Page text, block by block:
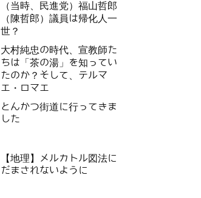
（当時、民進党）福山哲郎
（陳哲郎）議員は帰化人一
世？
大村純忠の時代、宣教師た
ちは「茶の湯」を知ってい
たのか？そして、テルマ
エ・ロマエ
とんかつ街道に行ってきま
した
【地理】メルカトル図法に
だまされないように